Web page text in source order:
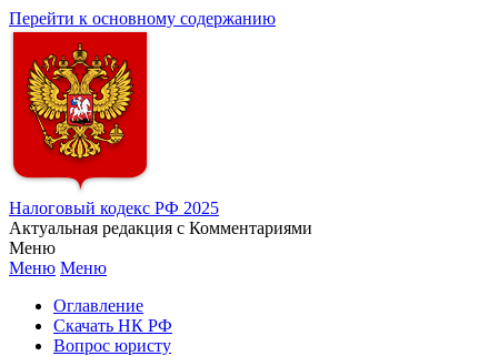
Перейти к основному содержанию
Налоговый кодекс РФ 2025
Актуальная редакция с Комментариями
Меню
Меню Меню
Оглавление
Скачать НК РФ
Вопрос юристу